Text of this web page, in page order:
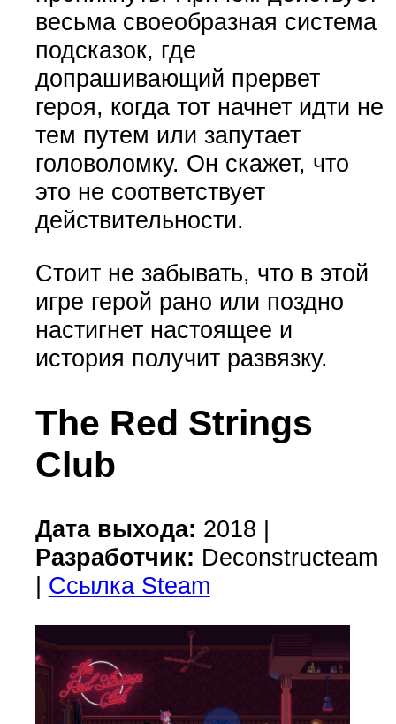
весьма своеобразная система
подсказок, где
допрашивающий прервет
героя, когда тот начнет идти не
тем путем или запутает
головоломку. Он скажет, что
это не соответствует
действительности.
Стоит не забывать, что в этой
игре герой рано или поздно
настигнет настоящее и
история получит развязку.
The Red Strings
Club
Дата выхода: 2018 |
Разработчик: Deconstructeam
Ссылка Steam